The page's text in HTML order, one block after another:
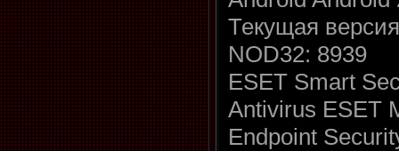
Текущая
NOD32: 8939
ESET Smart
Antivirus ESET
Endpoint